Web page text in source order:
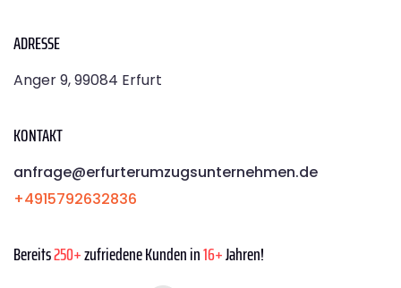
ADRESSE
Anger 9, 99084 Erfurt
KONTAKT
anfrage@erfurterumzugsunternehmen.de
+4915792632836
Bereits250+zufriedene Kunden in16+Jahren!